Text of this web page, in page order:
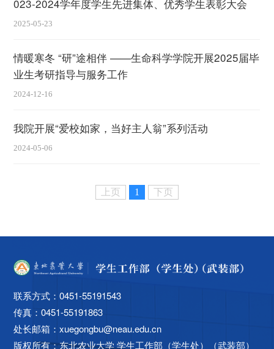
023-2024学年度学生先进集体、优秀学生表彰大会
2025-05-23
情暖寒冬 “研”途相伴 ——生命科学学院开展2025届毕
业生考研指导与服务工作
2024-12-16
我院开展“爱校如家，当好主人翁”系列活动
2024-05-06
上页 1 下页
联系方式：0451-55191543
传真：0451-55191863
处长邮箱：xuegongbu@neau.edu.cn
版权所有：东北农业大学 学生工作部（学生处）（武装部）